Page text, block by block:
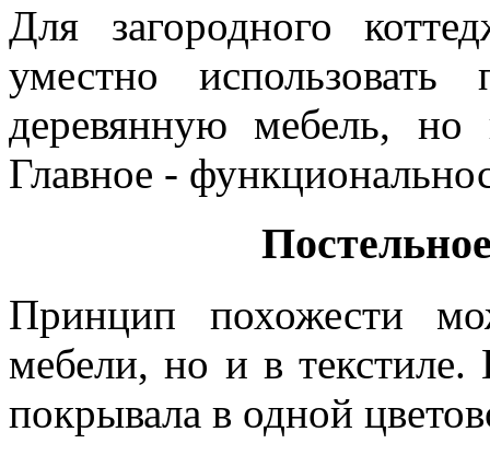
Для загородного
уместно
деревянную мебель,
Главное -
Принцип похожести
мебели, но и в
покрывала в одной